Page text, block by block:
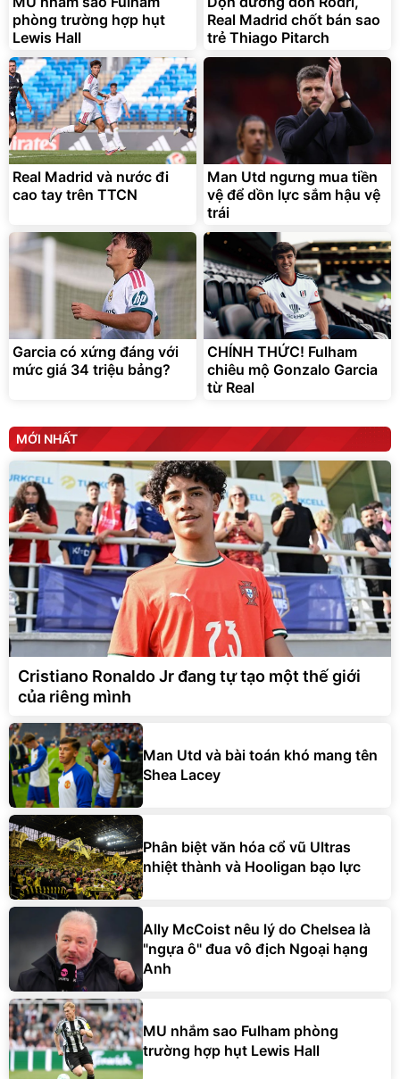
Đã bán nhiều Đang xem nhiều
G-FORCE VIETNA
phòng trường hợp hụt
Lewis Hall
Real Madrid chốt bán sao
trẻ Thiago Pitarch
Real Madrid và nước đi
cao tay trên TTCN
Man Utd ngưng mua tiền
vệ để dồn lực sắm hậu vệ
trái
Garcia có xứng đáng với
mức giá 34 triệu bảng?
CHÍNH THỨC! Fulham
chiêu mộ Gonzalo Garcia
từ Real
MỚI NHẤT
Cristiano Ronaldo Jr đang tự tạo một thế giới
của riêng mình
Man Utd và bài toán khó mang tên
Shea Lacey
Phân biệt văn hóa cổ vũ Ultras
nhiệt thành và Hooligan bạo lực
Ally McCoist nêu lý do Chelsea là
"ngựa ô" đua vô địch Ngoại hạng
Anh
MU nhắm sao Fulham phòng
trường hợp hụt Lewis Hall